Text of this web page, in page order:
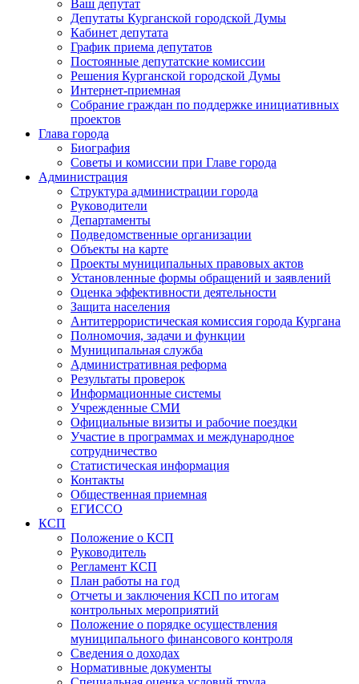
Ваш депутат
Депутаты Курганской городской Думы
Кабинет депутата
График приема депутатов
Постоянные депутатские комиссии
Решения Курганской городской Думы
Интернет-приемная
Собрание граждан по поддержке инициативных
проектов
Глава города
Биография
Советы и комиссии при Главе города
Администрация
Структура администрации города
Руководители
Департаменты
Подведомственные организации
Объекты на карте
Проекты муниципальных правовых актов
Установленные формы обращений и заявлений
Оценка эффективности деятельности
Защита населения
Антитеррористическая комиссия города Кургана
Полномочия, задачи и функции
Муниципальная служба
Административная реформа
Результаты проверок
Информационные системы
Учрежденные СМИ
Официальные визиты и рабочие поездки
Участие в программах и международное
сотрудничество
Статистическая информация
Контакты
Общественная приемная
ЕГИССО
КСП
Положение о КСП
Руководитель
Регламент КСП
План работы на год
Отчеты и заключения КСП по итогам
контрольных мероприятий
Положение о порядке осуществления
муниципального финансового контроля
Сведения о доходах
Нормативные документы